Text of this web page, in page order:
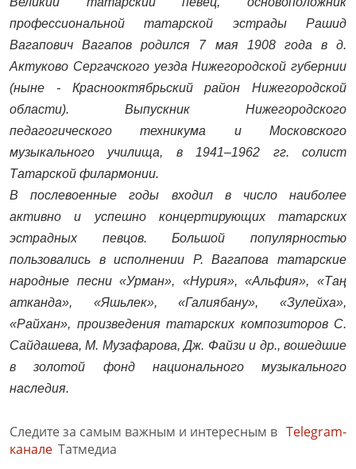
профессиональной татарской эстрады Рашид
Вагапович Вагапов родился 7 мая 1908 года в д.
Актуково Сергачского уезда Нижегородской губернии
(ныне - Краснооктябрьский район Нижегородской
области). Выпускник Нижегородского
педагогического техникума и Московского
музыкального училища, в 1941–1962 гг. солист
Татарской филармонии.
В послевоенные годы входил в число наиболее
активно и успешно концертирующих татарских
эстрадных певцов. Большой популярностью
пользовались в исполнении Р. Вагапова татарские
народные песни «Урман», «Нурия», «Альфия», «Таң
атканда», «Яшьлек»,«Галиябану»,«Зулейха»,
«Райхан», произведения татарских композиторов С.
Сайдашева, М. Музафарова, Дж. Файзи и др., вошедшие
в золотой фонд национального музыкального
наследия.
Следите за самым важным и интересным в Telegram-
канале Татмедиа